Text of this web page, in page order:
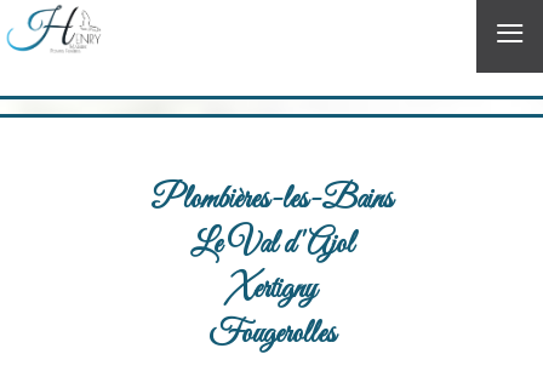
≡
Plombières-les-Bains
Le Val d'Ajol
Xertigny
Fougerolles